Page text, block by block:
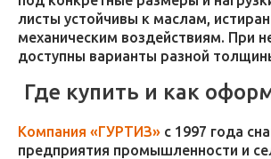
листы устойчивы к маслам,
механическим воздействиям. При
доступны варианты разной
Где купить и как
Компания «ГУРТИЗ» с 1997 года
предприятия промышленности и